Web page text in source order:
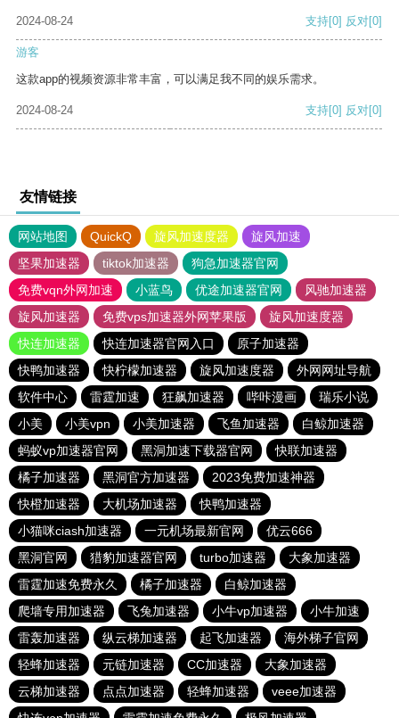
2024-08-24 支持[0] 反对[0]
游客
这款app的视频资源非常丰富，可以满足我不同的娱乐需求。
2024-08-24 支持[0] 反对[0]
友情链接
网站地图 QuickQ 旋风加速度器
旋风加速
坚果加速器
tiktok加速器
狗急加速器官网
免费vqn外网加速
小蓝鸟 优途加速器官网
风驰加速器
旋风加速器
免费vps加速器外网苹果版
旋风加速度器
快连加速器
快连加速器官网入口
原子加速器
快鸭加速器
快柠檬加速器 旋风加速度器
外网网址导航
软件中心
雷霆加速 狂飙加速器 哔咔漫画
瑞乐小说
小美
小美vpn 小美加速器 飞鱼加速器
白鲸加速器
蚂蚁vp加速器官网
黑洞加速下载器官网
快联加速器
橘子加速器
黑洞官方加速器
2023免费加速神器
快橙加速器
大机场加速器
快鸭加速器
小猫咪ciash加速器
一元机场最新官网
优云666
黑洞官网
猎豹加速器官网 turbo加速器
大象加速器
雷霆加速免费永久
橘子加速器
白鲸加速器
爬墙专用加速器
飞兔加速器 小牛vp加速器
小牛加速
雷轰加速器
纵云梯加速器 起飞加速器
海外梯子官网
轻蜂加速器
元链加速器 CC加速器
大象加速器
云梯加速器
点点加速器 轻蜂加速器
veee加速器